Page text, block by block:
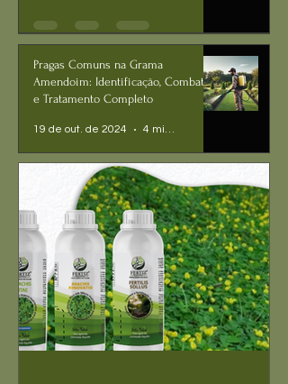
Pragas Comuns na Grama
Amendoim: Identificação, Combate
e Tratamento Completo
19 de out. de 2024 4 min de leitura